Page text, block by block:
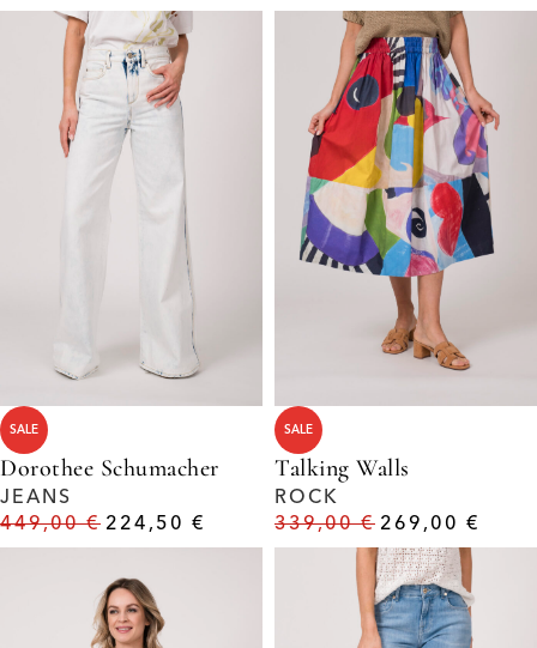
SALE
Dorothee Schumacher
JEANS
449,00€ 224,50€
SALE
Talking Walls
ROCK
339,00€ 269,00€